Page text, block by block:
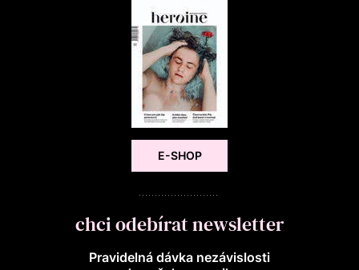
E-SHOP
chci odebírat newsletter
Pravidelná dávka nezávislosti